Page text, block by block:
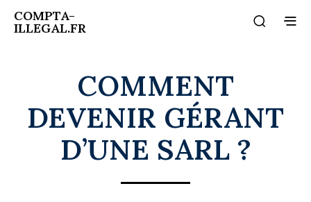
COMPTA-
ILLEGAL.FR
COMMENT
DEVENIR GÉRANT
D’UNE SARL ?